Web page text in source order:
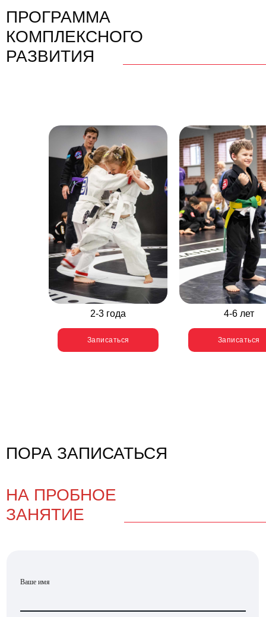
ПРОГРАММА
КОМПЛЕКСНОГО
РАЗВИТИЯ
2-3 года
Записаться
4-6 лет
Записаться
НА ПРОБНОЕ
ЗАНЯТИЕ
ПОРА ЗАПИСАТЬСЯ
Ваше имя